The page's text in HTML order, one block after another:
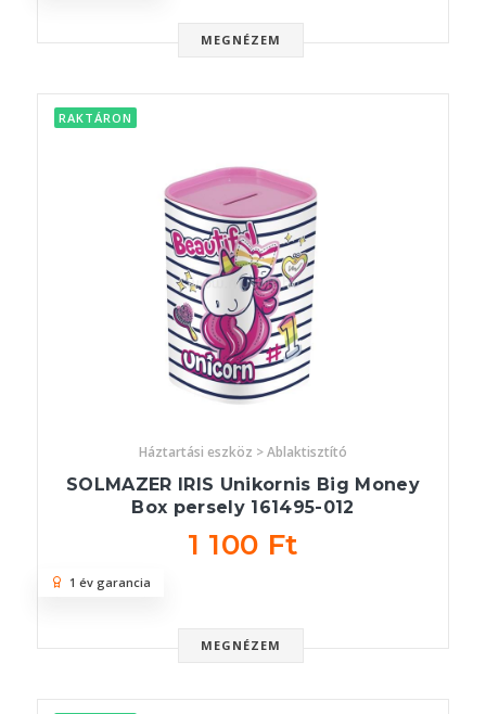
MEGNÉZEM
RAKTÁRON
Háztartási eszköz > Ablaktisztító
SOLMAZER IRIS Unikornis Big Money
Box persely 161495-012
1 100 Ft
MEGNÉZEM
1 év garancia